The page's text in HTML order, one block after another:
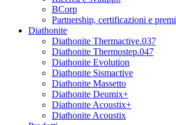
BCorp
Partnership, certificazioni e premi
Diathonite
Diathonite Thermactive.037
Diathonite Thermostep.047
Diathonite Evolution
Diathonite Sismactive
Diathonite Massetto
Diathonite Deumix+
Diathonite Acoustix+
Diathonite Acoustix